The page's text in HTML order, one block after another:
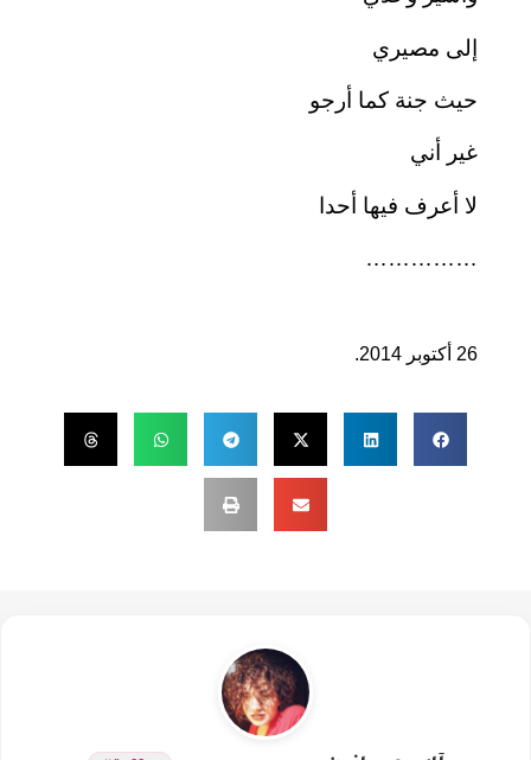
إلى مصيري
حيث جنة كما أرجو
غير أني
لا أعرف فيها أحدا
……………
26 أكتوبر 2014.